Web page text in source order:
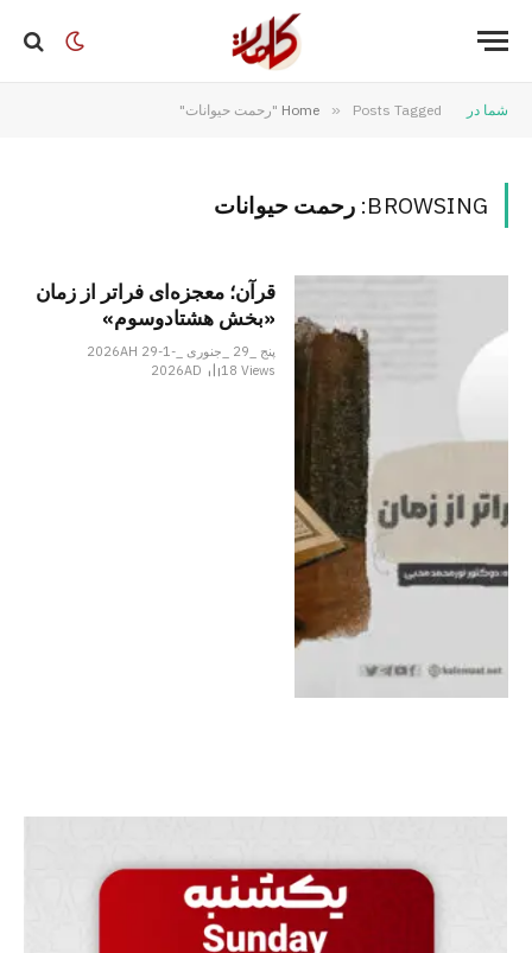
شما در Home » Posts Tagged "رحمت حیوانات"
BROWSING: رحمت حیوانات
قرآن؛ معجزه‌ای فراتر از زمان
«بخش هشتادوسوم»
پنج _29 _جنوری _2026AH 29-1-
2026AD
18Views